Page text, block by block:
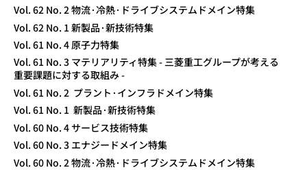
Vol. 62 No. 2 物流·冷熱·ドライブシステムドメイン特集
Vol. 62 No. 1 新製品·新技術特集
Vol. 61 No. 4 原子力特集
Vol. 61 No. 3 マテリアリティ特集 - 三菱重工グループが考える
重要課題に対する取組み -
Vol. 61 No. 2 プラント·インフラドメイン特集
Vol. 61 No. 1 新製品·新技術特集
Vol. 60 No. 4 サービス技術特集
Vol. 60 No. 3 エナジードメイン特集
Vol. 60 No. 2 物流·冷熱·ドライブシステムドメイン特集